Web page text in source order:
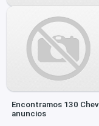
Encontramos 130
anuncios